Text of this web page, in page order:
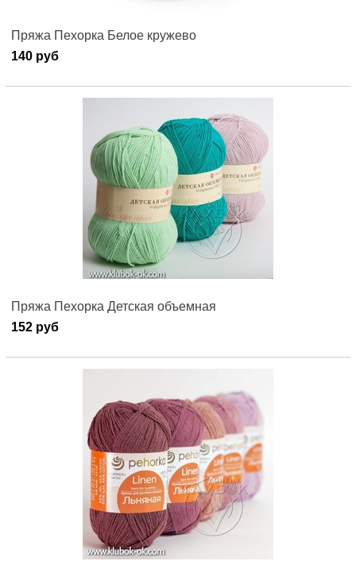
Пряжа Пехорка Белое кружево
140 руб
Пряжа Пехорка Детская объемная
152 руб